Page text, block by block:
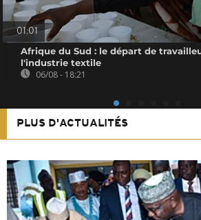
01:01
Afrique du Sud : le départ de
l'industrie textile
06/08 - 18:21
PLUS D'ACTUALITÉS